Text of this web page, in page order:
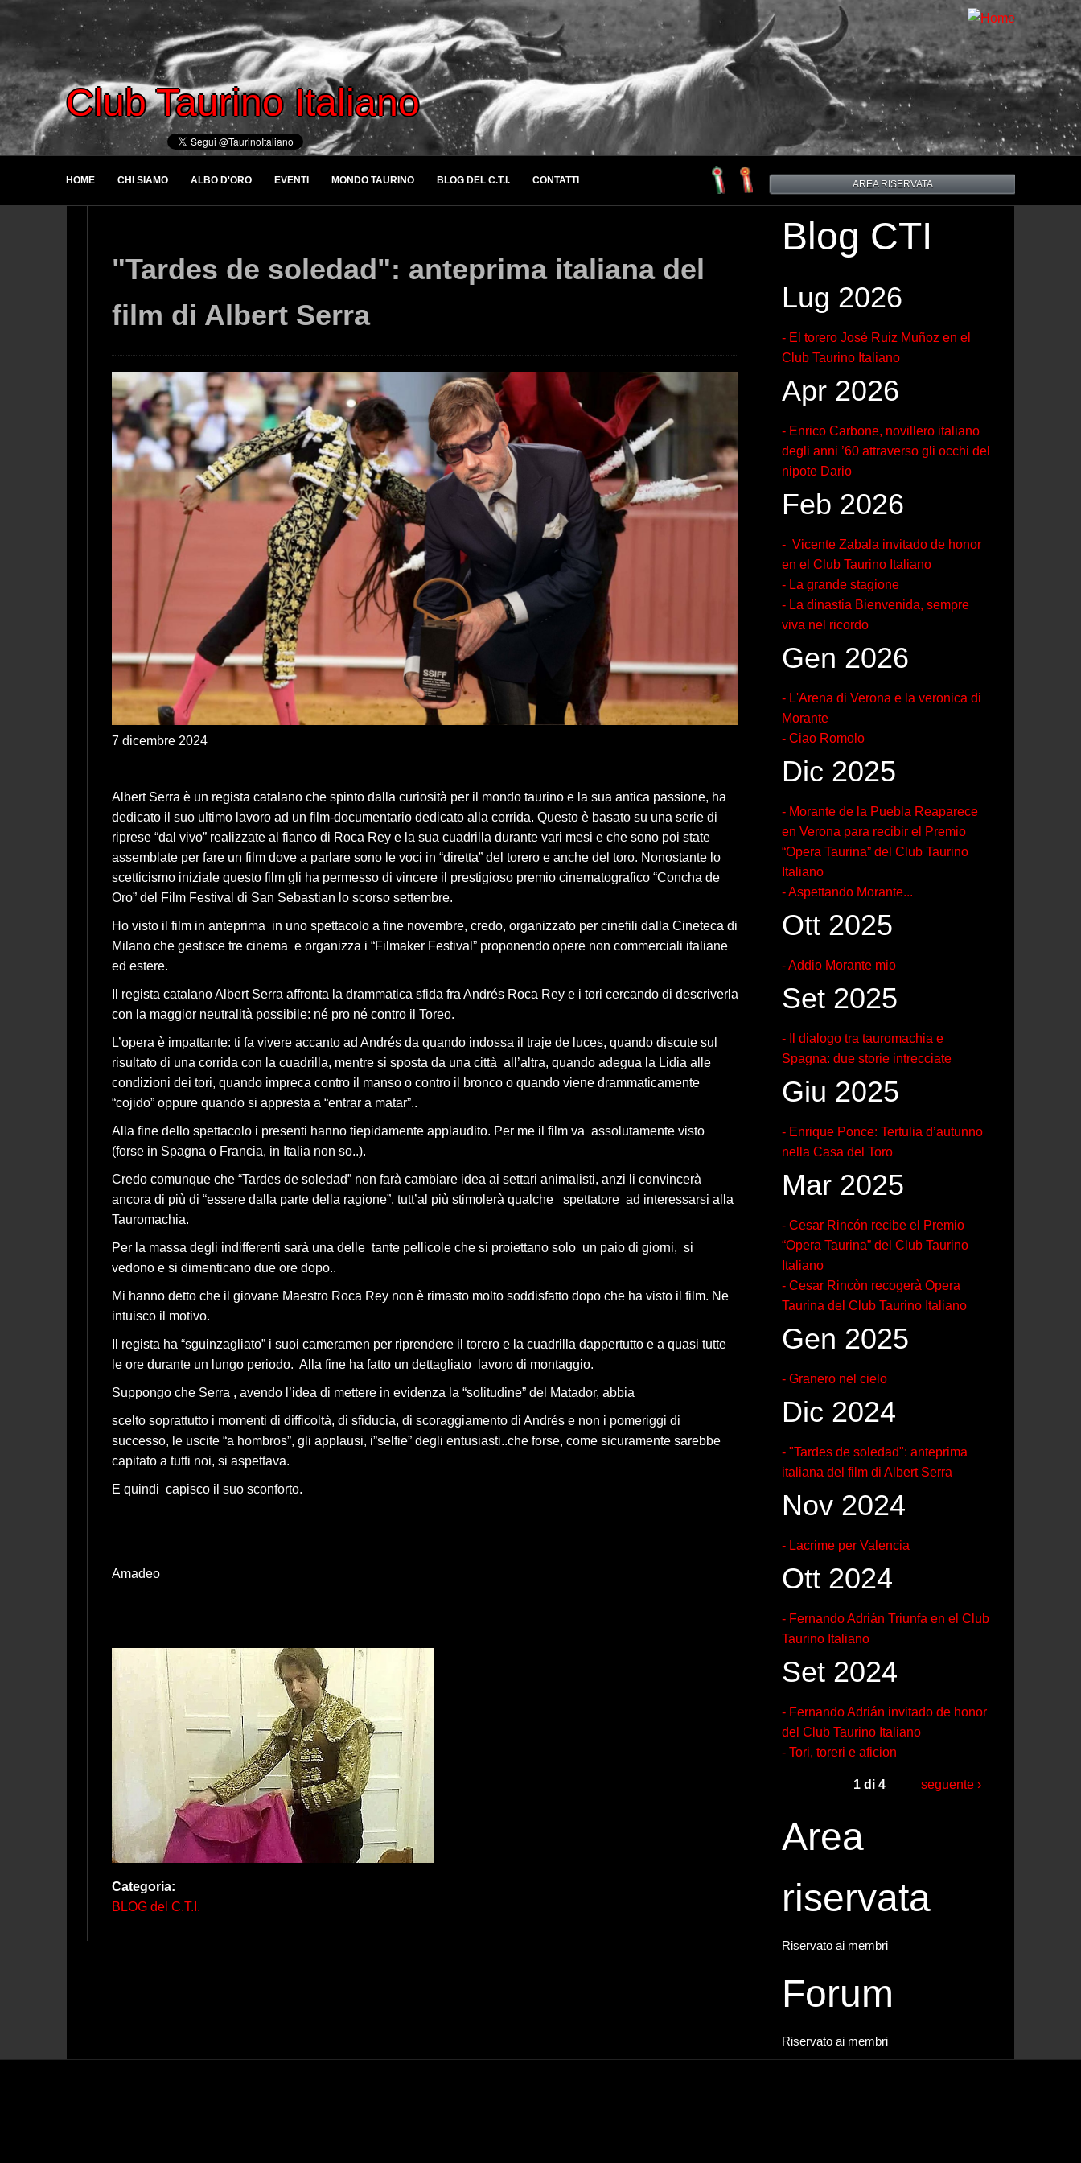
Club Taurino Italiano
HOME CHI SIAMO ALBO D'ORO EVENTI MONDO TAURINO BLOG DEL C.T.I. CONTATTI AREA RISERVATA
"Tardes de soledad": anteprima italiana del
film di Albert Serra
7 dicembre 2024
Albert Serra è un regista catalano che spinto dalla curiosità per il mondo taurino e la sua antica passione, ha
dedicato il suo ultimo lavoro ad un film-documentario dedicato alla corrida. Questo è basato su una serie di
riprese “dal vivo” realizzate al fianco di Roca Rey e la sua cuadrilla durante vari mesi e che sono poi state
assemblate per fare un film dove a parlare sono le voci in “diretta” del torero e anche del toro. Nonostante lo
scetticismo iniziale questo film gli ha permesso di vincere il prestigioso premio cinematografico “Concha de
Oro” del Film Festival di San Sebastian lo scorso settembre.
Ho visto il film in anteprima in uno spettacolo a fine novembre, credo, organizzato per cinefili dalla Cineteca di
Milano che gestisce tre cinema e organizza i “Filmaker Festival” proponendo opere non commerciali italiane
ed estere.
Il regista catalano Albert Serra affronta la drammatica sfida fra Andrés Roca Rey e i tori cercando di descriverla
con la maggior neutralità possibile: né pro né contro il Toreo.
L’opera è impattante: ti fa vivere accanto ad Andrés da quando indossa il traje de luces, quando discute sul
risultato di una corrida con la cuadrilla, mentre si sposta da una città all’altra, quando adegua la Lidia alle
condizioni dei tori, quando impreca contro il manso o contro il bronco o quando viene drammaticamente
“cojido” oppure quando si appresta a “entrar a matar”..
Alla fine dello spettacolo i presenti hanno tiepidamente applaudito. Per me il film va assolutamente visto
(forse in Spagna o Francia, in Italia non so..).
Credo comunque che “Tardes de soledad” non farà cambiare idea ai settari animalisti, anzi li convincerà
ancora di più di “essere dalla parte della ragione”, tutt’al più stimolerà qualche spettatore ad interessarsi alla
Tauromachia.
Per la massa degli indifferenti sarà una delle tante pellicole che si proiettano solo un paio di giorni, si
vedono e si dimenticano due ore dopo..
Mi hanno detto che il giovane Maestro Roca Rey non è rimasto molto soddisfatto dopo che ha visto il film. Ne
intuisco il motivo.
Il regista ha “sguinzagliato” i suoi cameramen per riprendere il torero e la cuadrilla dappertutto e a quasi tutte
le ore durante un lungo periodo. Alla fine ha fatto un dettagliato lavoro di montaggio.
Suppongo che Serra , avendo l’idea di mettere in evidenza la “solitudine” del Matador, abbia
scelto soprattutto i momenti di difficoltà, di sfiducia, di scoraggiamento di Andrés e non i pomeriggi di
successo, le uscite “a hombros”, gli applausi, i”selfie” degli entusiasti..che forse, come sicuramente sarebbe
capitato a tutti noi, si aspettava.
E quindi capisco il suo sconforto.
Amadeo
Categoria:
BLOG del C.T.I.
Blog CTI
Lug 2026
- El torero José Ruiz Muñoz en el
Club Taurino Italiano
Apr 2026
- Enrico Carbone, novillero italiano
degli anni ’60 attraverso gli occhi del
nipote Dario
Feb 2026
- Vicente Zabala invitado de honor
en el Club Taurino Italiano
- La grande stagione
- La dinastia Bienvenida, sempre
viva nel ricordo
Gen 2026
- L'Arena di Verona e la veronica di
Morante
- Ciao Romolo
Dic 2025
- Morante de la Puebla Reaparece
en Verona para recibir el Premio
“Opera Taurina” del Club Taurino
Italiano
- Aspettando Morante...
Ott 2025
- Addio Morante mio
Set 2025
- Il dialogo tra tauromachia e
Spagna: due storie intrecciate
Giu 2025
- Enrique Ponce: Tertulia d’autunno
nella Casa del Toro
Mar 2025
- Cesar Rincón recibe el Premio
“Opera Taurina” del Club Taurino
Italiano
- Cesar Rincòn recogerà Opera
Taurina del Club Taurino Italiano
Gen 2025
- Granero nel cielo
Dic 2024
- "Tardes de soledad": anteprima
italiana del film di Albert Serra
Nov 2024
- Lacrime per Valencia
Ott 2024
- Fernando Adrián Triunfa en el Club
Taurino Italiano
Set 2024
- Fernando Adrián invitado de honor
del Club Taurino Italiano
- Tori, toreri e aficion
1 di 4 seguente ›
Area
riservata
Riservato ai membri
Forum
Riservato ai membri